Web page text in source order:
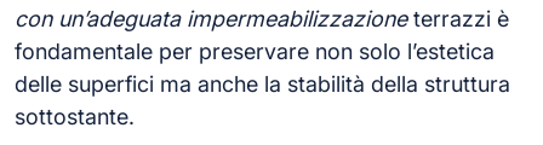
con un’adeguata impermeabilizzazioneterrazzi è
fondamentale per preservare non solo l’estetica
delle superfici ma anche la stabilità della struttura
sottostante.